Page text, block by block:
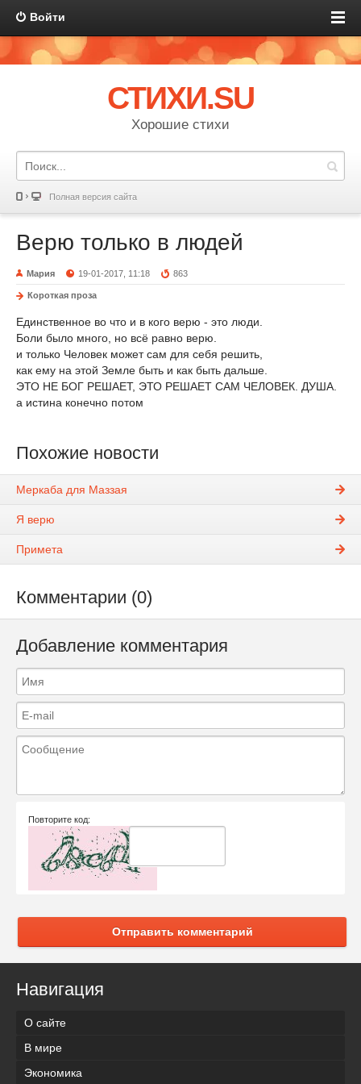
Войти
СТИХИ.SU
Хорошие стихи
Полная версия сайта
Верю только в людей
Мария 19-01-2017, 11:18 863
Короткая проза
Единственное во что и в кого верю - это люди.
Боли было много, но всё равно верю.
и только Человек может сам для себя решить,
как ему на этой Земле быть и как быть дальше.
ЭТО НЕ БОГ РЕШАЕТ, ЭТО РЕШАЕТ САМ ЧЕЛОВЕК. ДУША.
а истина конечно потом
Похожие новости
Меркаба для Маззая
Я верю
Примета
Комментарии (0)
Добавление комментария
Повторите код:
Отправить комментарий
Навигация
О сайте
В мире
Экономика